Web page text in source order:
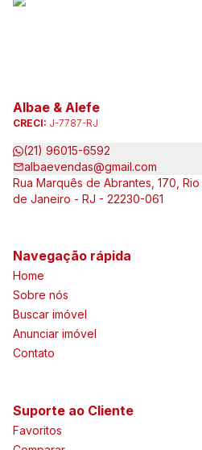
Albae & Alefe
CRECI: J-7787-RJ
(21) 96015-6592
albaevendas@gmail.com
Rua Marquês de Abrantes, 170,
de Janeiro - RJ - 22230-061
Navegação rápida
Home
Sobre nós
Buscar imóvel
Anunciar imóvel
Contato
Suporte ao Cliente
Favoritos